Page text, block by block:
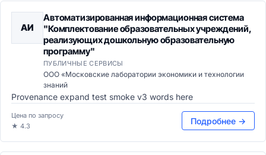
АИ
Автоматизированная информационная система
"Комплектование образовательных учреждений,
реализующих дошкольную образовательную
программу"
ПУБЛИЧНЫЕ СЕРВИСЫ
ООО «Московские лаборатории экономики и технологии
знаний
Provenance expand test smoke v3 words here
Цена по запросу
★ 4.3
Подробнее →